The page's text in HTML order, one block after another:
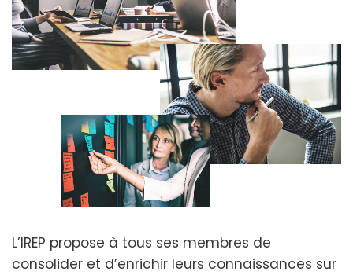
L’IREP propose à tous ses membres de
consolider et d’enrichir leurs connaissances sur